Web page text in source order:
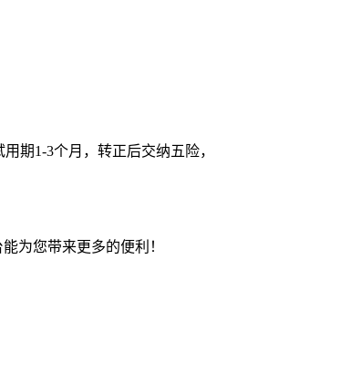
期1-3个月，转正后交纳五险，
为您带来更多的便利！